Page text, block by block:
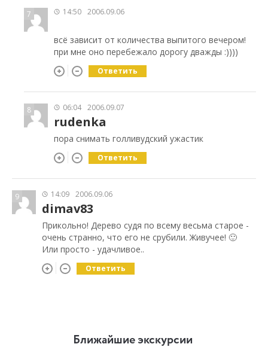
7 14:50 2006.09.06
всё зависит от количества выпитого вечером!
при мне оно перебежало дорогу дважды :))))
Ответить
8 06:04 2006.09.07
rudenka
пора снимать голливудский ужастик
Ответить
9 14:09 2006.09.06
dimav83
Прикольно! Дерево судя по всему весьма старое -
очень странно, что его не срубили. Живучее! 🙂
Или просто - удачливое..
Ответить
Ближайшие экскурсии